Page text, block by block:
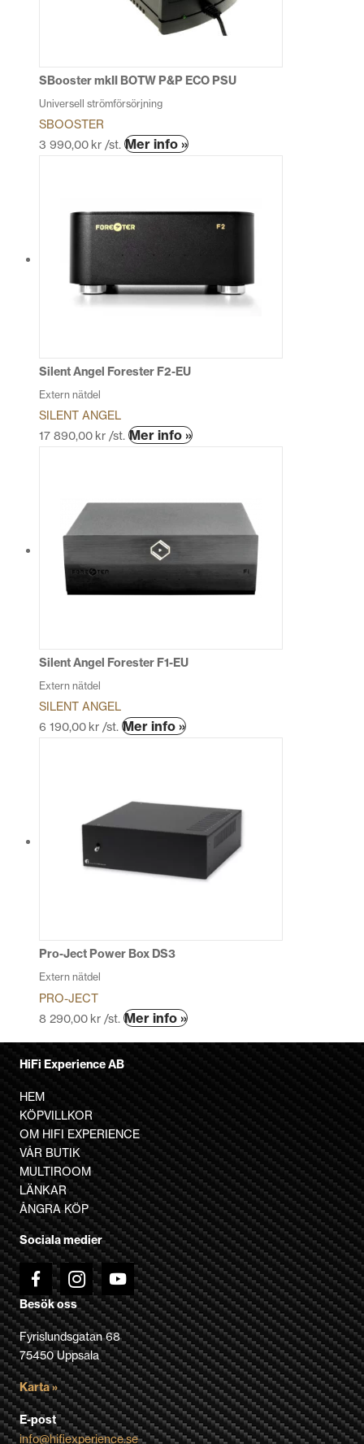
SBooster mkII BOTW P&P ECO PSU
Universell strömförsörjning
SBOOSTER
3 990,00 kr /st. Mer info »Den
flera
alternativen
kan
produktsidan
Silent Angel Forester F2-EU
Extern nätdel
SILENT ANGEL
17 890,00 kr /st. Mer info »Den
flera
olika
Silent Angel Forester F1-EU
Extern nätdel
SILENT ANGEL
6 190,00 kr /st. Mer info »Den
varianter.
De
alternativen
Pro-Ject Power Box DS3
Extern nätdel
PRO-JECT
8 290,00 kr /st. Mer info »Den
varianter.
De
olika
alternativen
kan
väljas
på
produktsidan
HiFi Experience AB
HEM
KÖPVILLKOR
OM HIFI EXPERIENCE
VÅR BUTIK
MULTIROOM
LÄNKAR
ÅNGRA KÖP
Sociala medier
Besök oss
Fyrislundsgatan 68
75450 Uppsala
Karta »
E-post
info@hifiexperience.se